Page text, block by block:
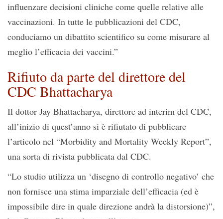
influenzare decisioni cliniche come quelle relative alle
vaccinazioni. In tutte le pubblicazioni del CDC,
conduciamo un dibattito scientifico su come misurare al
meglio l’efficacia dei vaccini.”
Rifiuto da parte del direttore del
CDC Bhattacharya
Il dottor Jay Bhattacharya, direttore ad interim del CDC,
all’inizio di quest’anno si è rifiutato di pubblicare
l’articolo nel “Morbidity and Mortality Weekly Report”,
una sorta di rivista pubblicata dal CDC.
“Lo studio utilizza un ‘disegno di controllo negativo’ che
non fornisce una stima imparziale dell’efficacia (ed è
impossibile dire in quale direzione andrà la distorsione)”,